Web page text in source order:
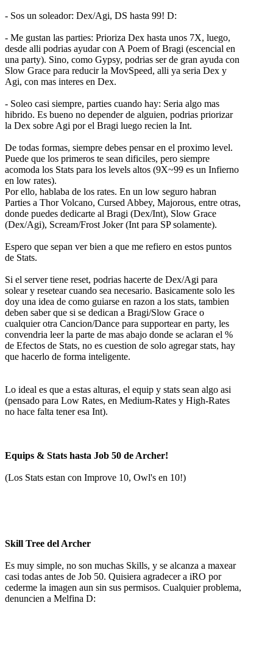
- Sos un soleador: Dex/Agi, DS hasta 99! D:
- Me gustan las parties: Prioriza Dex hasta unos 7X, luego,
desde alli podrias ayudar con A Poem of Bragi (escencial en
una party). Sino, como Gypsy, podrias ser de gran ayuda con
Slow Grace para reducir la MovSpeed, alli ya seria Dex y
Agi, con mas interes en Dex.
- Soleo casi siempre, parties cuando hay: Seria algo mas
hibrido. Es bueno no depender de alguien, podrias priorizar
la Dex sobre Agi por el Bragi luego recien la Int.
De todas formas, siempre debes pensar en el proximo level.
Puede que los primeros te sean dificiles, pero siempre
acomoda los Stats para los levels altos (9X~99 es un Infierno
en low rates).
Por ello, hablaba de los rates. En un low seguro habran
Parties a Thor Volcano, Cursed Abbey, Majorous, entre otras,
donde puedes dedicarte al Bragi (Dex/Int), Slow Grace
(Dex/Agi), Scream/Frost Joker (Int para SP solamente).
Espero que sepan ver bien a que me refiero en estos puntos
de Stats.
Si el server tiene reset, podrias hacerte de Dex/Agi para
solear y resetear cuando sea necesario. Basicamente solo les
doy una idea de como guiarse en razon a los stats, tambien
deben saber que si se dedican a Bragi/Slow Grace o
cualquier otra Cancion/Dance para supportear en party, les
convendria leer la parte de mas abajo donde se aclaran el %
de Efectos de Stats, no es cuestion de solo agregar stats, hay
que hacerlo de forma inteligente.
Lo ideal es que a estas alturas, el equip y stats sean algo asi
(pensado para Low Rates, en Medium-Rates y High-Rates
no hace falta tener esa Int).
Equips & Stats hasta Job 50 de Archer!
(Los Stats estan con Improve 10, Owl's en 10!)
Skill Tree del Archer
Es muy simple, no son muchas Skills, y se alcanza a maxear
casi todas antes de Job 50. Quisiera agradecer a iRO por
cederme la imagen aun sin sus permisos. Cualquier problema,
denuncien a Melfina D: